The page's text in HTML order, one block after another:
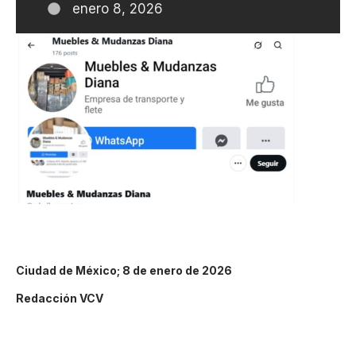
enero 8, 2026
Ciudad de México; 8 de enero de 2026
Redacción VCV